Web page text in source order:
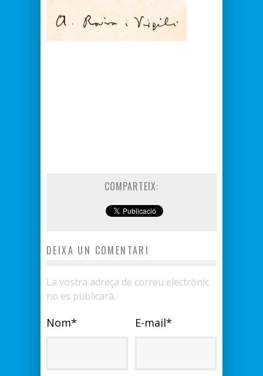
COMPARTEIX:
DEIXA UN COMENTARI
La vostra adreça de correu electrònic
no es publicarà.
Nom* E-mail*